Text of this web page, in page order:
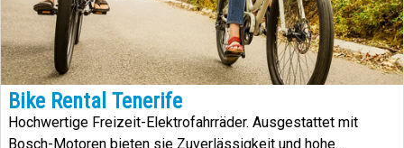
Bike Rental Tenerife
Hochwertige Freizeit-Elektrofahrräder. Ausgestattet mit
Bosch-Motoren bieten sie Zuverlässigkeit und hohe